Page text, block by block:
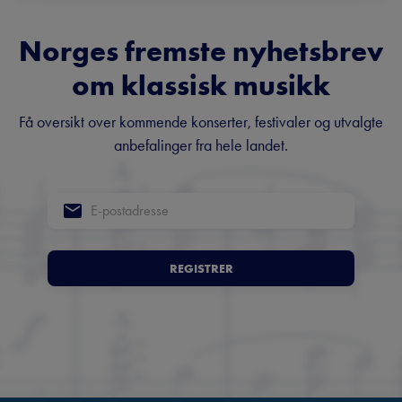
Norges fremste nyhetsbrev
om klassisk musikk
Få oversikt over kommende konserter, festivaler og utvalgte
anbefalinger fra hele landet.
REGISTRER